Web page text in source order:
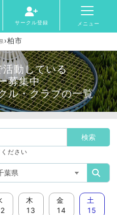
サークル登録 メニュー
›柏市
動している
募集中
ル・クラブの一覧
ださい
木
13
金
14
土
15